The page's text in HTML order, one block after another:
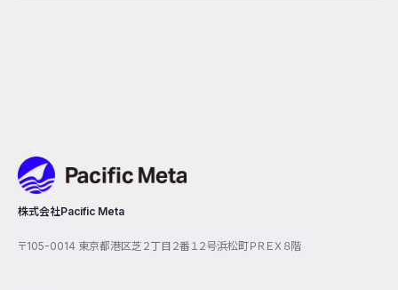
株式会社Pacific Meta
〒105-0014 東京都港区芝２丁目２番１２号浜松町ＰＲＥＸ８階